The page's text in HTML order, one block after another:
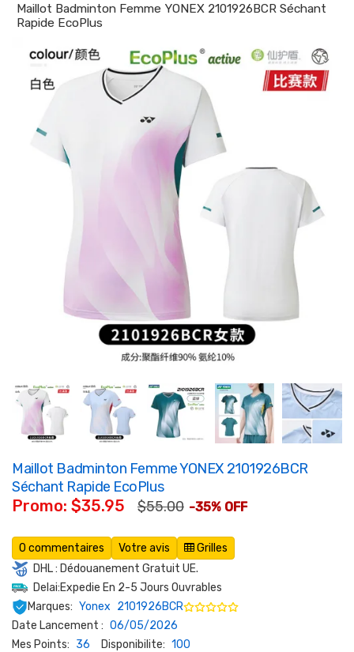
Maillot Badminton Femme YONEX 2101926BCR Séchant
Rapide EcoPlus
Maillot Badminton Femme YONEX 2101926BCR
Séchant Rapide EcoPlus
Promo: $35.95 $55.00 -35% OFF
0 commentaires Votre avis
Grilles
DHL : Dédouanement Gratuit UE.
Delai:Expedie En 2-5 Jours Ouvrables
Marques: Yonex 2101926BCR
Date Lancement : 06/05/2026
Mes Points: 36 Disponibilite: 100